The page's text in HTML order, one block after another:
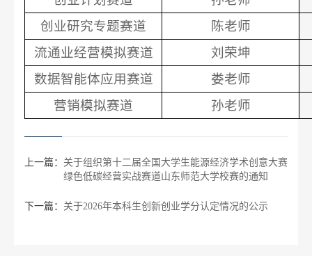
创业研究专题赛道
陈老师
流通业经营模拟赛道
刘荣坤
数据智能体应用赛道
娄老师
营销模拟赛道
孙老师
上一篇： 关于组织第十二届全国大学生能源经济学术创意大赛
绿色低碳经营实战赛道山东师范大学校赛的通知
下一篇： 关于2026年本科生创新创业学分认定情况的公示